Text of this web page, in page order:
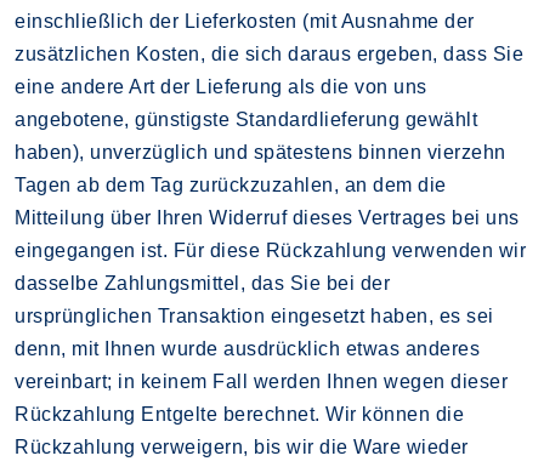
einschließlich der Lieferkosten (mit Ausnahme der
zusätzlichen Kosten, die sich daraus ergeben, dass Sie
eine andere Art der Lieferung als die von uns
angebotene, günstigste Standardlieferung gewählt
haben), unverzüglich und spätestens binnen vierzehn
Tagen ab dem Tag zurückzuzahlen, an dem die
Mitteilung über Ihren Widerruf dieses Vertrages bei uns
eingegangen ist. Für diese Rückzahlung verwenden wir
dasselbe Zahlungsmittel, das Sie bei der
ursprünglichen Transaktion eingesetzt haben, es sei
denn, mit Ihnen wurde ausdrücklich etwas anderes
vereinbart; in keinem Fall werden Ihnen wegen dieser
Rückzahlung Entgelte berechnet. Wir können die
Rückzahlung verweigern, bis wir die Ware wieder